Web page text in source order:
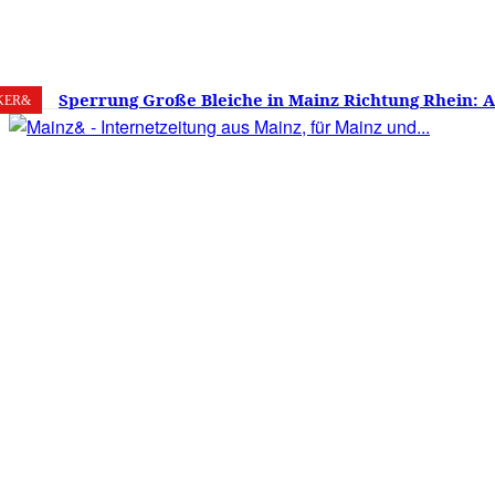
7. August 2026 16.7 Mainz
Sperrung Große Bleiche in Mainz Richtung Rhein:
verwirrt, Mainzer stinksauer – Haben die Mainzer